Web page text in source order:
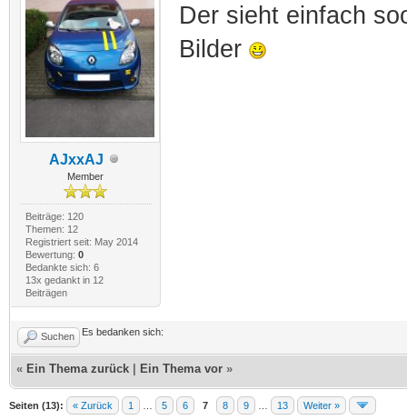
AJxxAJ
Member
Beiträge: 120
Themen: 12
Registriert seit: May 2014
Bewertung: 0
Bedankte sich: 6
13x gedankt in 12
Beiträgen
Der sieht einfach
Bilder
Suchen Es bedanken sich:
« Ein Thema zurück Ein Thema vor »
Seiten (13): « Zurück 1 5 6 7 8 9 13 Weiter »